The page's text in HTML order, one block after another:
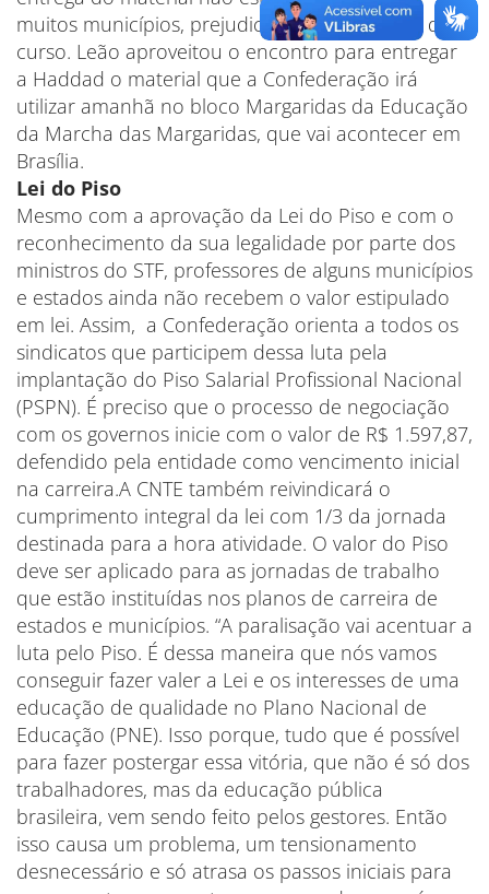
muitos municípios, prejudicando a realização do
curso. Leão aproveitou o encontro para entregar
a Haddad o material que a Confederação irá
utilizar amanhã no bloco Margaridas da Educação
da Marcha das Margaridas, que vai acontecer em
Brasília.
Lei do Piso
Mesmo com a aprovação da Lei do Piso e com o
reconhecimento da sua legalidade por parte dos
ministros do STF, professores de alguns municípios
e estados ainda não recebem o valor estipulado
em lei. Assim, a Confederação orienta a todos os
sindicatos que participem dessa luta pela
implantação do Piso Salarial Profissional Nacional
(PSPN). É preciso que o processo de negociação
com os governos inicie com o valor de R$ 1.597,87,
defendido pela entidade como vencimento inicial
na carreira.A CNTE também reivindicará o
cumprimento integral da lei com 1/3 da jornada
destinada para a hora atividade. O valor do Piso
deve ser aplicado para as jornadas de trabalho
que estão instituídas nos planos de carreira de
estados e municípios. “A paralisação vai acentuar a
luta pelo Piso. É dessa maneira que nós vamos
conseguir fazer valer a Lei e os interesses de uma
educação de qualidade no Plano Nacional de
Educação (PNE). Isso porque, tudo que é possível
para fazer postergar essa vitória, que não é só dos
trabalhadores, mas da educação pública
brasileira, vem sendo feito pelos gestores. Então
isso causa um problema, um tensionamento
desnecessário e só atrasa os passos iniciais para